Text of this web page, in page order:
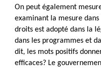
On peut également
examinant la mesure
droits est adopté dans la
dans les programmes et
dit, les mots positifs
efficaces? Le